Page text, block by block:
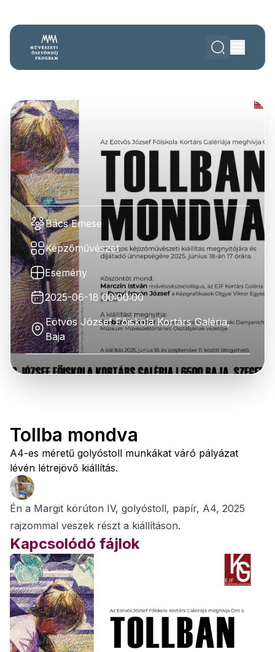
Bács Emese
Képzőművészet
Esemény
2025-06-18 00:00:00
Eötvös József Főiskola Kortárs Galéria,
Baja
Tollba mondva
A4-es méretű golyóstoll munkákat váró pályázat
lévén létrejövő kiállítás.
Én a Margit körúton IV, golyóstoll, papír, A4, 2025
rajzommal veszek részt a kiállításon.
Kapcsolódó fájlok